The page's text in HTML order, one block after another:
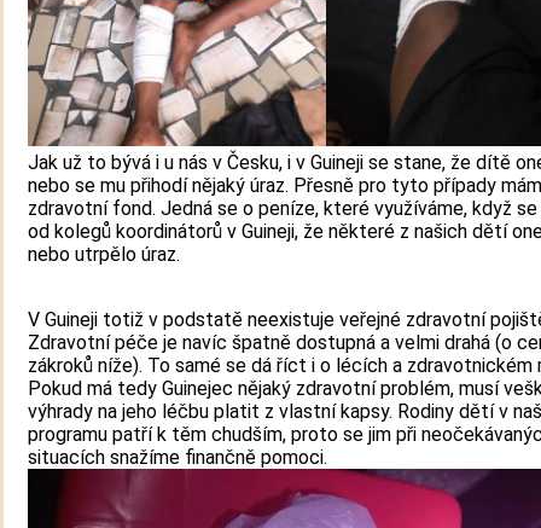
Jak už to bývá i u nás v Česku, i v Guineji se stane, že dítě
nebo se mu přihodí nějaký úraz. Přesně pro tyto případy
zdravotní fond. Jedná se o peníze, které využíváme, když
od kolegů koordinátorů v Guineji, že některé z našich dětí
nebo utrpělo úraz.
V Guineji totiž v podstatě neexistuje veřejné zdravotní
Zdravotní péče je navíc špatně dostupná a velmi drahá (o
zákroků níže). To samé se dá říct i o lécích a zdravotnickém
Pokud má tedy Guinejec nějaký zdravotní problém, musí
výhrady na jeho léčbu platit z vlastní kapsy. Rodiny dětí v
programu patří k těm chudším, proto se jim při
situacích snažíme finančně pomoci.